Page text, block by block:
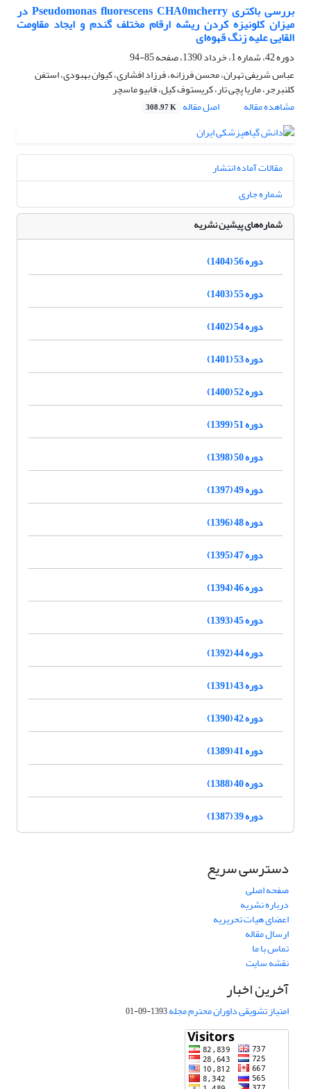
بررسی باکتری Pseudomonas fluorescens CHA0mcherry در
میزان کلونیزه کردن ریشه ارقام مختلف گندم و ایجاد مقاومت
القایی علیه زنگ قهوه‌ای
دوره 42، شماره 1، خرداد 1390، صفحه
85-94
عباس شریفی تهران، محسن فرزانه، فرزاد افشاری، کیوان بهبودی، استفن
کلنبرجر، ماریا پچی تار، کریستوف کیل، فابیو ماسچر
مشاهده مقاله
اصل مقاله 308.97 K
مقالات آماده انتشار
شماره جاری
شماره‌های پیشین نشریه
دوره 56 (1404)
دوره 55 (1403)
دوره 54 (1402)
دوره 53 (1401)
دوره 52 (1400)
دوره 51 (1399)
دوره 50 (1398)
دوره 49 (1397)
دوره 48 (1396)
دوره 47 (1395)
دوره 46 (1394)
دوره 45 (1393)
دوره 44 (1392)
دوره 43 (1391)
دوره 42 (1390)
دوره 41 (1389)
دوره 40 (1388)
دوره 39 (1387)
دسترسی سریع
صفحه اصلی
درباره نشریه
اعضای هیات تحریریه
ارسال مقاله
تماس با ما
نقشه سایت
آخرین اخبار
امتیاز تشویقی داوران محترم مجله1393-09-01